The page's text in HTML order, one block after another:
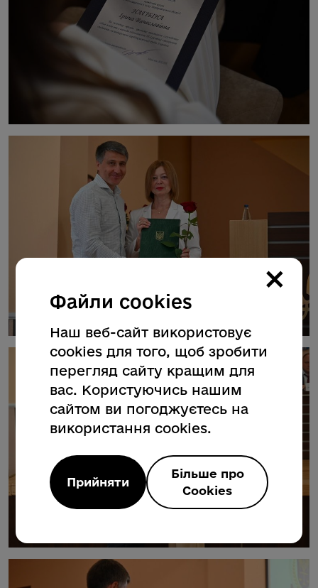
×
Файли cookies
Наш веб-сайт використовує
cookies для того, щоб зробити
перегляд сайту кращим для
вас. Користуючись нашим
сайтом ви погоджуєтесь на
використання cookies.
Прийняти
Більше про
Cookies